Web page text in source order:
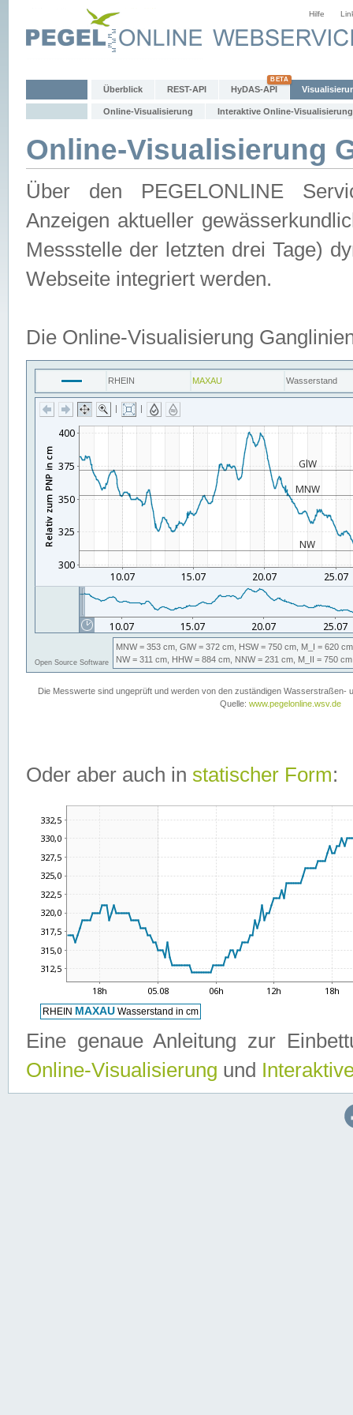
Hilfe
Überblick REST-API HyDAS-API
Online-Visualisierung Interaktive Online-Visualisierung
Online-Visualisierung
Über den PEGELONLINE
Anzeigen aktueller
Messstelle der letzten drei Tage)
Webseite integriert werden.
Die Online-Visualisierung
Oder aber auch in statischer Form:
Eine genaue Anleitung zur
Online-Visualisierung und